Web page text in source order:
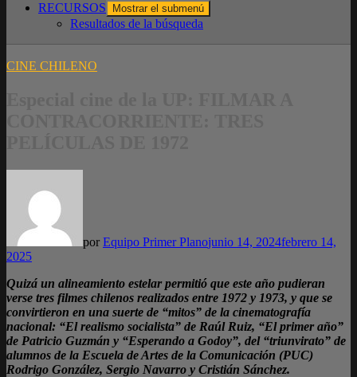
RECURSOS
Mostrar el submenú
Resultados de la búsqueda
CINE CHILENO
por Equipo Primer Planojunio 14, 2024febrero 14,
2025
Quizá un alineamiento estelar permitió que este año pudieran
verse tres filmes chilenos realizados entre 1972 y 1973, y que se
convirtieron en una suerte de “mitos” de la cinematografía
nacional: “El realismo socialista” de Raúl Ruiz, “El primer año”
de Patricio Guzmán y “Esperando a Godoy”, del “triunvirato” de
alumnos de la Escuela de Artes de la Comunicación (PUC)
Rodrigo González, Sergio Navarro y Cristián Sánchez.